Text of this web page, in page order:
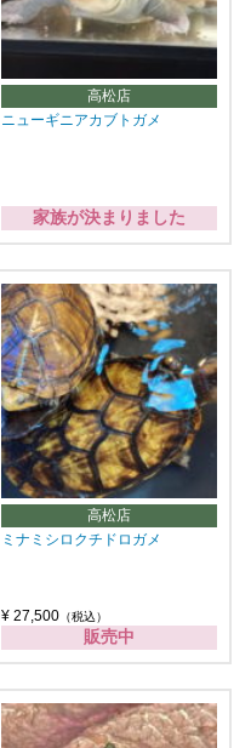
高松店
ニューギニアカブトガメ
家族が決まりました
高松店
ミナミシロクチドロガメ
¥ 27,500 （税込）
販売中